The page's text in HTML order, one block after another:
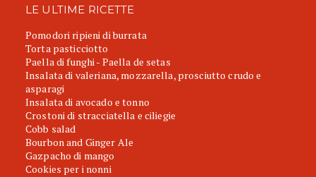
LE ULTIME RICETTE
Pomodori ripieni di burrata
Torta pasticciotto
Paella di funghi - Paella de setas
Insalata di valeriana, mozzarella, prosciutto crudo e
asparagi
Insalata di avocado e tonno
Crostoni di stracciatella e ciliegie
Cobb salad
Bourbon and Ginger Ale
Gazpacho di mango
Cookies per i nonni